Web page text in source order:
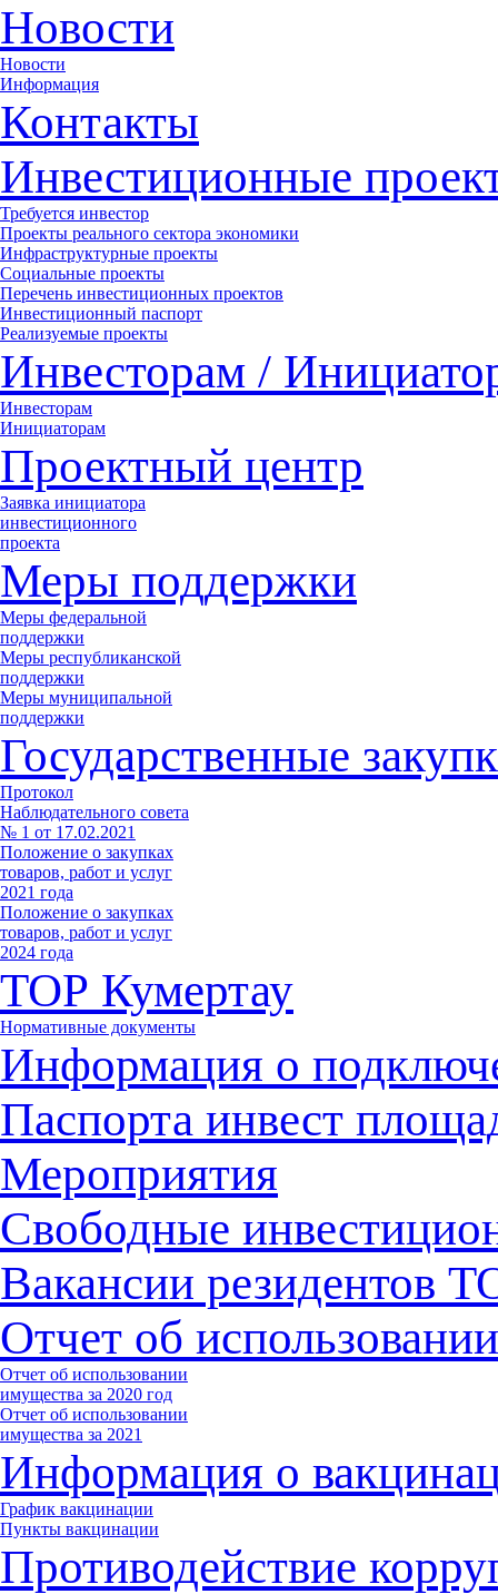
Новости
Новости
Информация
Контакты
Инвестиционные
Требуется инвестор
Проекты реального сектора экономики
Инфраструктурные проекты
Социальные проекты
Перечень инвестиционных проектов
Инвестиционный паспорт
Реализуемые проекты
Инвесторам /
Инвесторам
Инициаторам
Проектный центр
Заявка инициатора
инвестиционного
проекта
Меры поддержки
Меры федеральной
поддержки
Меры республиканской
поддержки
Меры муниципальной
поддержки
Государственные
Протокол
Наблюдательного совета
№ 1 от 17.02.2021
Положение о закупках
товаров, работ и услуг
2021 года
Положение о закупках
товаров, работ и услуг
2024 года
ТОР Кумертау
Нормативные документы
Информация о
Паспорта инвест
Мероприятия
Свободные
Вакансии резидентов
Отчет об
Отчет об использовании
имущества за 2020 год
Отчет об использовании
имущества за 2021
Информация о
График вакцинации
Пункты вакцинации
Противодействие